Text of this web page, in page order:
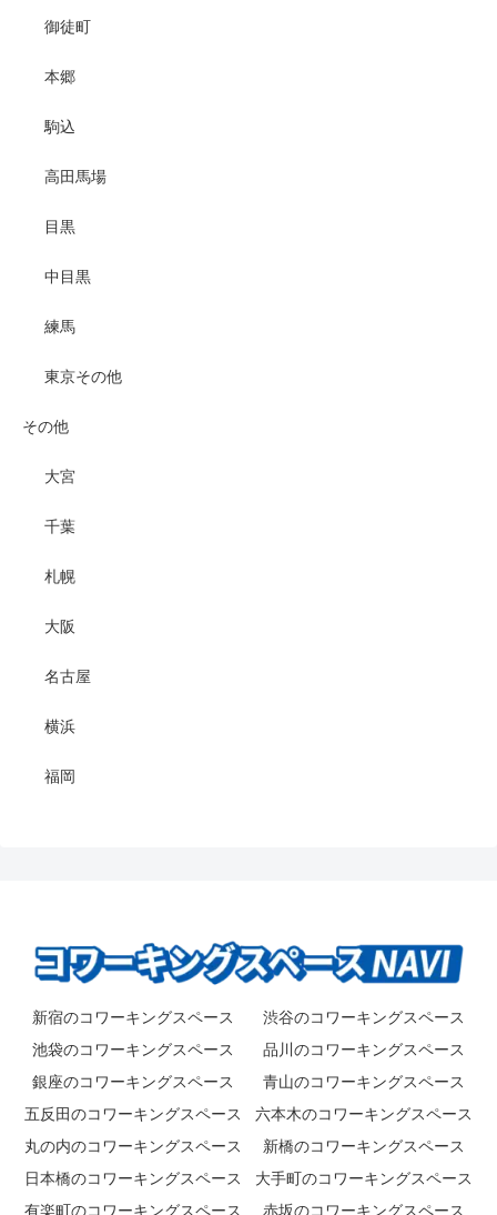
御徒町
本郷
駒込
高田馬場
目黒
中目黒
練馬
東京その他
その他
大宮
千葉
札幌
大阪
名古屋
横浜
福岡
新宿のコワーキングスペース
渋谷のコワーキングスペース
池袋のコワーキングスペース
品川のコワーキングスペース
銀座のコワーキングスペース
青山のコワーキングスペース
五反田のコワーキングスペース
六本木のコワーキングスペース
丸の内のコワーキングスペース
新橋のコワーキングスペース
日本橋のコワーキングスペース
大手町のコワーキングスペース
有楽町のコワーキングスペース
赤坂のコワーキングスペース